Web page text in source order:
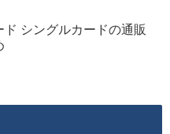
ド シングルカードの通販